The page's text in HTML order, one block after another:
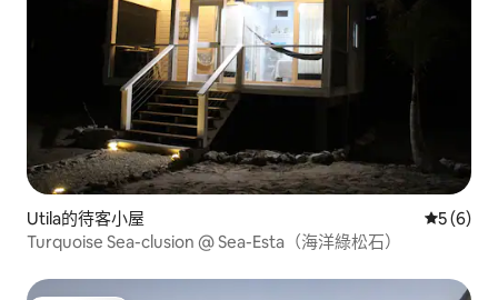
Utila的待客小屋 從 6 則評
5 (6)
Turquoise Sea-clusion @ Sea-Esta（海洋綠松石）